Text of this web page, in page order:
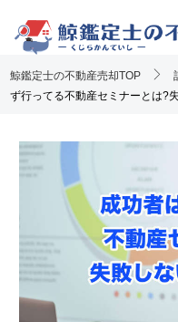
ホーム
一押し査定業者一
アンケート調査概要
不動産売却体験談
執筆・監修者
おすすめ記事
Youtube解説記事
鯨鑑定士の不動産売却TOP
ず行ってる不動産セミナーとは?